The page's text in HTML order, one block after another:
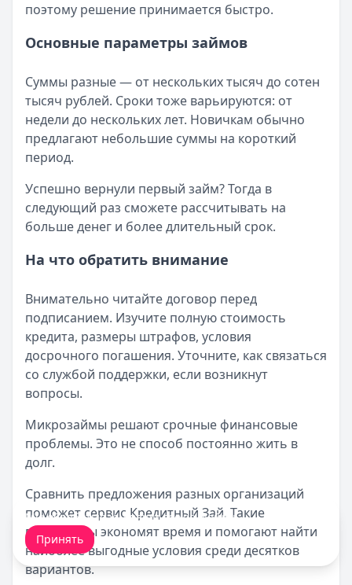
поэтому решение принимается быстро.
Основные параметры займов
Суммы разные — от нескольких тысяч до сотен
тысяч рублей. Сроки тоже варьируются: от
недели до нескольких лет. Новичкам обычно
предлагают небольшие суммы на короткий
период.
Успешно вернули первый займ? Тогда в
следующий раз сможете рассчитывать на
больше денег и более длительный срок.
На что обратить внимание
Внимательно читайте договор перед
подписанием. Изучите полную стоимость
кредита, размеры штрафов, условия
досрочного погашения. Уточните, как связаться
со службой поддержки, если возникнут
вопросы.
Микрозаймы решают срочные финансовые
проблемы. Это не способ постоянно жить в
долг.
Сравнить предложения разных организаций
поможет сервис Кредитный Зай. Такие
платформы экономят время и помогают найти
наиболее выгодные условия среди десятков
вариантов.
Мы обрабатываем ваши cookie-файлы.
Принять